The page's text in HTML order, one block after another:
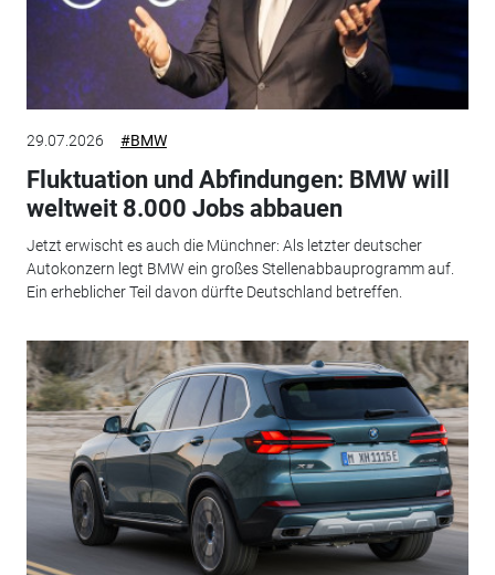
29.07.2026 #BMW
Fluktuation und Abfindungen: BMW will
weltweit 8.000 Jobs abbauen
Jetzt erwischt es auch die Münchner: Als letzter deutscher
Autokonzern legt BMW ein großes Stellenabbauprogramm auf.
Ein erheblicher Teil davon dürfte Deutschland betreffen.